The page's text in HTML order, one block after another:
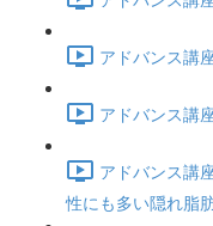
アドバンス講
アドバンス講
アドバンス講
性にも多い隠れ脂